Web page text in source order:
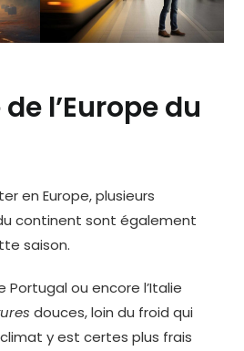
l’Europe du
en Europe, plusieurs
continent sont également
saison.
Portugal ou encore l’Italie
douces, loin du froid qui
y est certes plus frais